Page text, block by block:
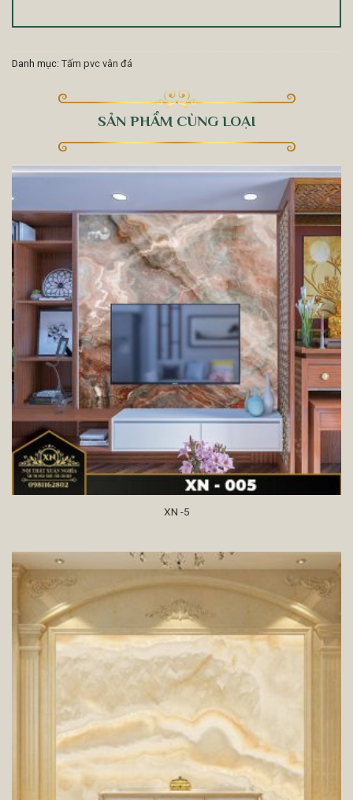
Danh mục: Tấm pvc vân đá
SẢN PHẨM CÙNG LOẠI
XN -5